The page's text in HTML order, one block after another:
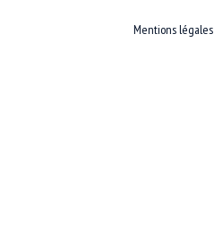
Mentions légales